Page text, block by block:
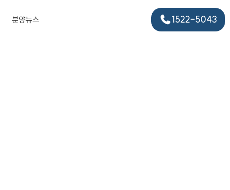
분양뉴스 1522-5043